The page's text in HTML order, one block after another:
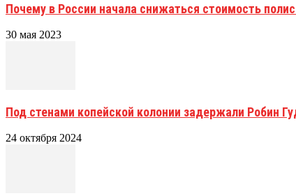
Почему в России начала снижаться стоимость
30 мая 2023
Под стенами копейской колонии задержали Робин
24 октября 2024